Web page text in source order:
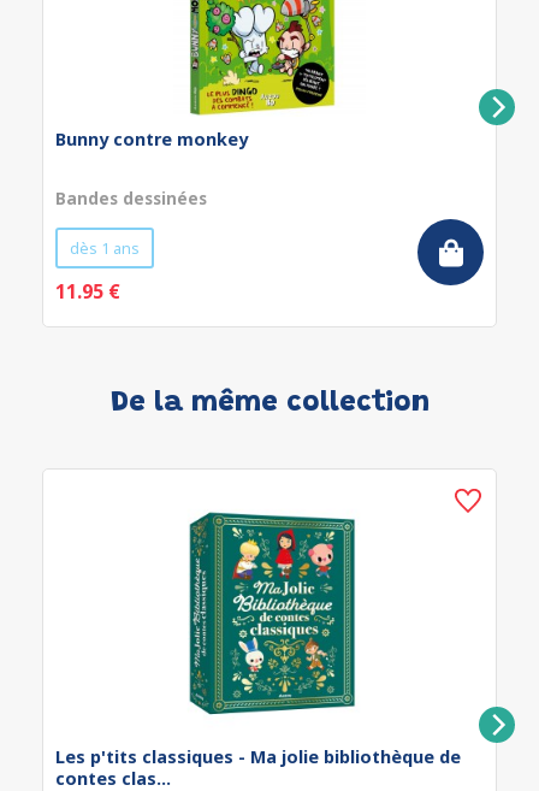
Bunny contre monkey
Bandes dessinées
dès 1 ans
11.95 €
De la même collection
Les p'tits classiques - Ma jolie bibliothèque de
contes clas...